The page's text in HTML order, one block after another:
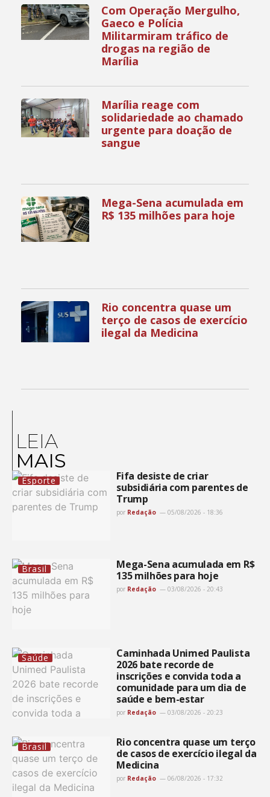
Com Operação Mergulho,
Gaeco e Polícia
Militarmiram tráfico de
drogas na região de
Marília
Marília reage com
solidariedade ao chamado
urgente para doação de
sangue
Mega-Sena acumulada em
R$ 135 milhões para hoje
Rio concentra quase um
terço de casos de exercício
ilegal da Medicina
LEIA
MAIS
Esporte
Fifa desiste de criar
subsidiária com parentes de
Trump
por Redação 05/08/2026 - 18:36
Brasil
Mega-Sena acumulada em R$
135 milhões para hoje
por Redação 03/08/2026 - 20:43
Saúde
Caminhada Unimed Paulista
2026 bate recorde de
inscrições e convida toda a
comunidade para um dia de
saúde e bem-estar
por Redação 03/08/2026 - 20:23
Brasil
Rio concentra quase um terço
de casos de exercício ilegal da
Medicina
por Redação 06/08/2026 - 17:32